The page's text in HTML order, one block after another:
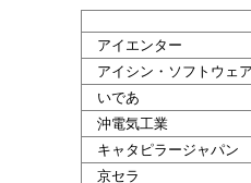
アイエンター
アイシン・ソフトウェア
いであ
沖電気工業
キャタピラージャパン
京セラ